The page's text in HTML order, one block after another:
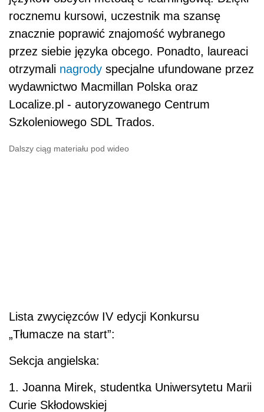
rocznemu kursowi, uczestnik ma szansę
znacznie poprawić znajomość wybranego
przez siebie języka obcego. Ponadto, laureaci
otrzymali nagrody specjalne ufundowane przez
wydawnictwo Macmillan Polska oraz
Localize.pl - autoryzowanego Centrum
Szkoleniowego SDL Trados.
Dalszy ciąg materiału pod wideo
Lista zwycięzców IV edycji Konkursu
„Tłumacze na start”:
Sekcja angielska:
1. Joanna Mirek, studentka Uniwersytetu Marii
Curie Skłodowskiej